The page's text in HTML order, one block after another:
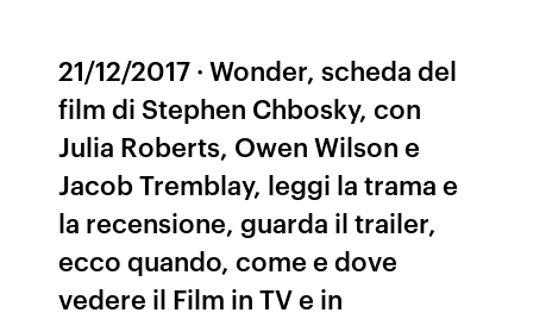
21/12/2017 · Wonder, scheda del
film di Stephen Chbosky, con
Julia Roberts, Owen Wilson e
Jacob Tremblay, leggi la trama e
la recensione, guarda il trailer,
ecco quando, come e dove
vedere il Film in TV e in